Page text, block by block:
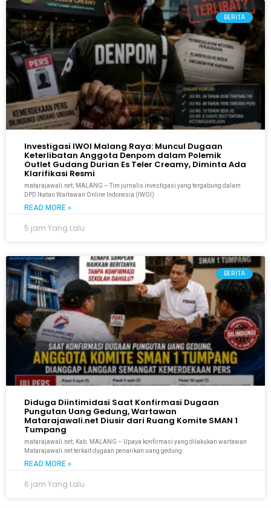
BERITA
Investigasi IWOI Malang Raya: Muncul Dugaan
Keterlibatan Anggota Denpom dalam Polemik
Outlet Gudang Durian Es Teler Creamy, Diminta Ada
Klarifikasi Resmi
matarajawali.net; MALANG – Tim jurnalis investigasi yang tergabung dalam
DPD Ikatan Wartawan Online Indonesia (IWOI)
READ MORE »
5 jam Yang Lalu
BERITA
Diduga Diintimidasi Saat Konfirmasi Dugaan
Pungutan Uang Gedung, Wartawan
Matarajawali.net Diusir dari Ruang Komite SMAN 1
Tumpang
matarajawali.net; Kab. MALANG – Upaya konfirmasi yang dilakukan wartawan
Matarajawali.net terkait dugaan penarikan uang gedung
READ MORE »
6 jam Yang Lalu